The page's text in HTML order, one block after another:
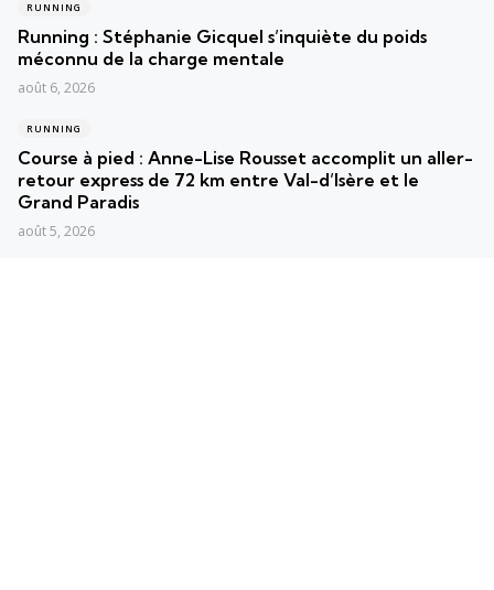
RUNNING
Running : Stéphanie Gicquel s’inquiète du poids
méconnu de la charge mentale
août 6, 2026
RUNNING
Course à pied : Anne-Lise Rousset accomplit un aller-
retour express de 72 km entre Val-d’Isère et le
Grand Paradis
août 5, 2026